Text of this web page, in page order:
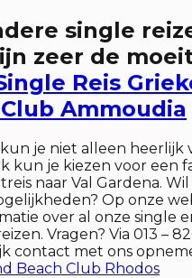
single
zeer de
Reis
Ammoudia
je niet alleen heerlijk
kun je kiezen voor een
naar Val Gardena.
Op onze
over al onze single
Vragen? Via 013 –
contact met ons
Beach Club Rhodos